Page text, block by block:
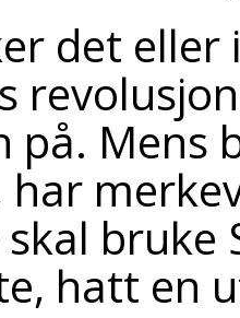
det
Mens
har
bruke
hatt en